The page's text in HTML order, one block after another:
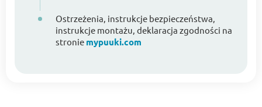
Ostrzeżenia, instrukcje bezpieczeństwa,
instrukcje montażu, deklaracja zgodności na
stronie mypuuki.com